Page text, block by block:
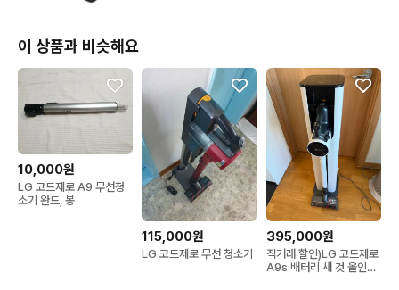
본 제품은 고가 제품으로 배송 중
파손 위험이 있을 수 있어 사전 고지 후 발송됩니다.
택배사는 한진택배를 이용합니다.
제품은 완충 포장 및 안전 포장 후 발송됩니다.
✔ 택배 이동 과정(분류, 적재, 이동) 중
발생할 수 있는 파손 / 눌림 / 분실 / 배송지연 등에 대해서는 판매
자가 책임지지 않습니다.
✔ 배송 중 문제 발생 시
택배사 규정 및 보상 기준에 따릅니다.
이 상품과 비슷해요
10,000원
LG 코드제로 A9 무선청
소기 완드, 봉
115,000원
LG 코드제로 무선 청소기
395,000원
직거래 할인)LG 코드제로
A9s 배터리 새 것 올인원